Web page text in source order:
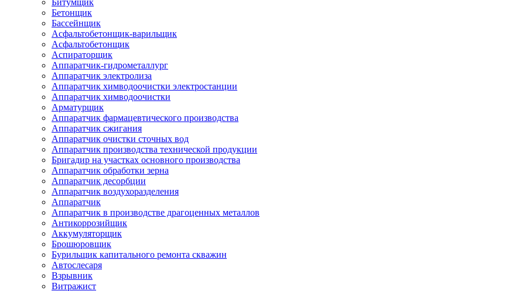
Битумщик
Бетонщик
Бассейнщик
Асфальтобетонщик-варильщик
Асфальтобетонщик
Аспираторщик
Аппаратчик-гидрометаллург
Аппаратчик электролиза
Аппаратчик химводоочистки электростанции
Аппаратчик химводоочистки
Арматурщик
Аппаратчик фармацевтического производства
Аппаратчик сжигания
Аппаратчик очистки сточных вод
Аппаратчик производства технической продукции
Бригадир на участках основного производства
Аппаратчик обработки зерна
Аппаратчик десорбции
Аппаратчик воздухоразделения
Аппаратчик
Аппаратчик в производстве драгоценных металлов
Антикоррозийщик
Аккумуляторщик
Брошюровщик
Бурильщик капитального ремонта скважин
Автослесаря
Взрывник
Витражист